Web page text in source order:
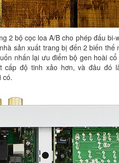
2 bộ cọc loa A/B cho phép đấu
sản xuất trang bị đến 2 biến
nhấn lại ưu điểm bộ gen hoài cổ
độ tinh xảo hơn, và đâu đó
có.